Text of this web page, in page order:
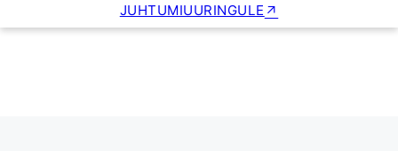
JUHTUMIUURINGULE